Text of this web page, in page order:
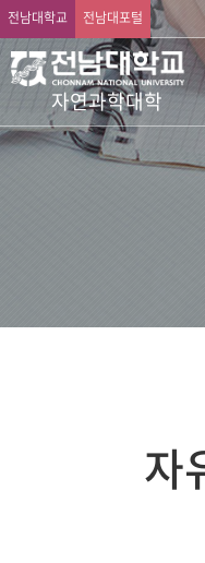
전남대학교 전남대포털
자연과학대학
자